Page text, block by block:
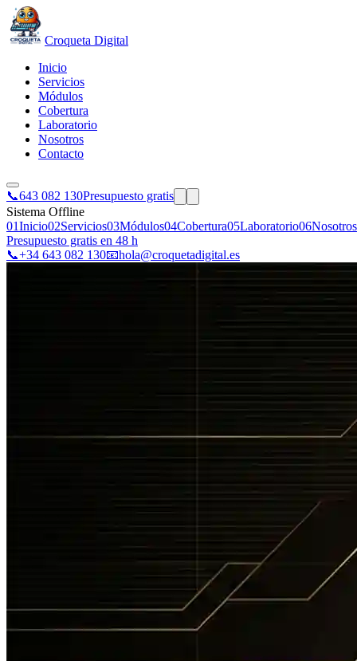
Croqueta Digital
Inicio
Servicios
Módulos
Cobertura
Laboratorio
Nosotros
Contacto
📞643 082 130Presupuesto gratis
Sistema Offline
01Inicio02Servicios03Módulos04Cobertura05Laboratorio06Nosotros
Presupuesto gratis en 48 h
📞+34 643 082 130📧hola@croquetadigital.es